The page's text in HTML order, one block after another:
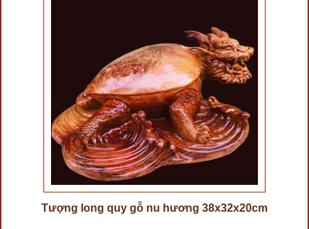
Tượng long quy gỗ nu hương 38x32x20cm